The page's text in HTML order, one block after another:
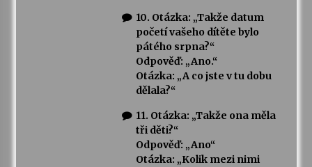
10. Otázka: „Takže datum
početí vašeho dítěte bylo
pátého srpna?“
Odpověď: „Ano.“
Otázka: „A co jste v tu dobu
dělala?“
11. Otázka: „Takže ona měla
tři děti?“
Odpověď: „Ano“
Otázka: „Kolik mezi nimi